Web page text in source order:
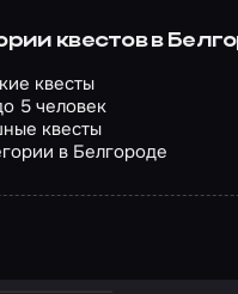
квестов в
квесты
5 человек
квесты
в Белгороде